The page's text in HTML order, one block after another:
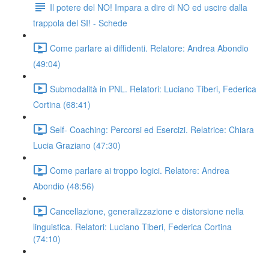
Il potere del NO! Impara a dire di NO ed uscire dalla
trappola del SI! - Schede
Come parlare ai diffidenti. Relatore: Andrea Abondio
(49:04)
Submodalità in PNL. Relatori: Luciano Tiberi, Federica
Cortina (68:41)
Self- Coaching: Percorsi ed Esercizi. Relatrice: Chiara
Lucia Graziano (47:30)
Come parlare ai troppo logici. Relatore: Andrea
Abondio (48:56)
Cancellazione, generalizzazione e distorsione nella
linguistica. Relatori: Luciano Tiberi, Federica Cortina
(74:10)